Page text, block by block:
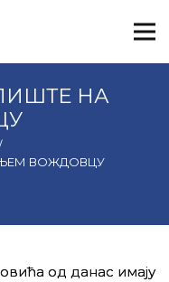
НА
ВОЖДОВЦУ
од данас имају